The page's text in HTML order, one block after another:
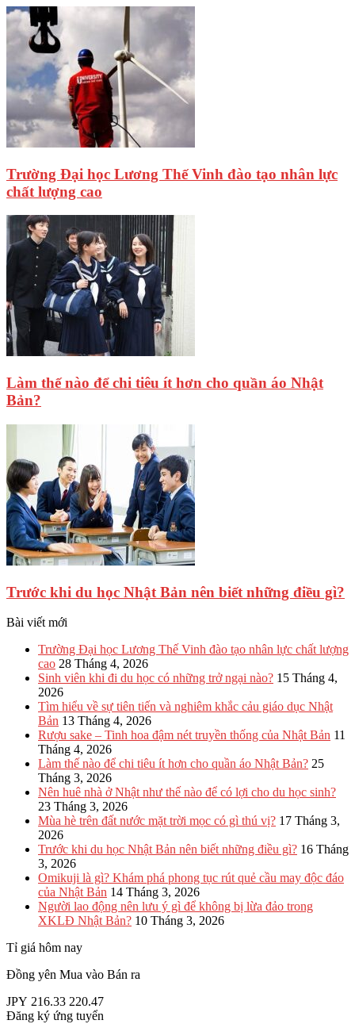
Trường Đại học Lương Thế Vinh đào tạo nhân lực
chất lượng cao
Làm thế nào để chi tiêu ít hơn cho quần áo Nhật
Bản?
Trước khi du học Nhật Bản nên biết những điều gì?
Bài viết mới
Trường Đại học Lương Thế Vinh đào tạo nhân lực chất lượng
cao 28 Tháng 4, 2026
Sinh viên khi đi du học có những trở ngại nào? 15 Tháng 4,
2026
Tìm hiểu về sự tiên tiến và nghiêm khắc cảu giáo dục Nhật
Bản 13 Tháng 4, 2026
Rượu sake – Tinh hoa đậm nét truyền thống của Nhật Bản 11
Tháng 4, 2026
Làm thế nào để chi tiêu ít hơn cho quần áo Nhật Bản? 25
Tháng 3, 2026
Nên huê nhà ở Nhật như thế nào để có lợi cho du học sinh?
23 Tháng 3, 2026
Mùa hè trên đất nước mặt trời mọc có gì thú vị? 17 Tháng 3,
2026
Trước khi du học Nhật Bản nên biết những điều gì? 16 Tháng
3, 2026
Omikuji là gì? Khám phá phong tục rút quẻ cầu may độc đáo
của Nhật Bản 14 Tháng 3, 2026
Người lao động nên lưu ý gì để không bị lừa đảo trong
XKLĐ Nhật Bản? 10 Tháng 3, 2026
Tỉ giá hôm nay
Đồng yên Mua vào Bán ra
JPY 216.33 220.47
Đăng ký ứng tuyển